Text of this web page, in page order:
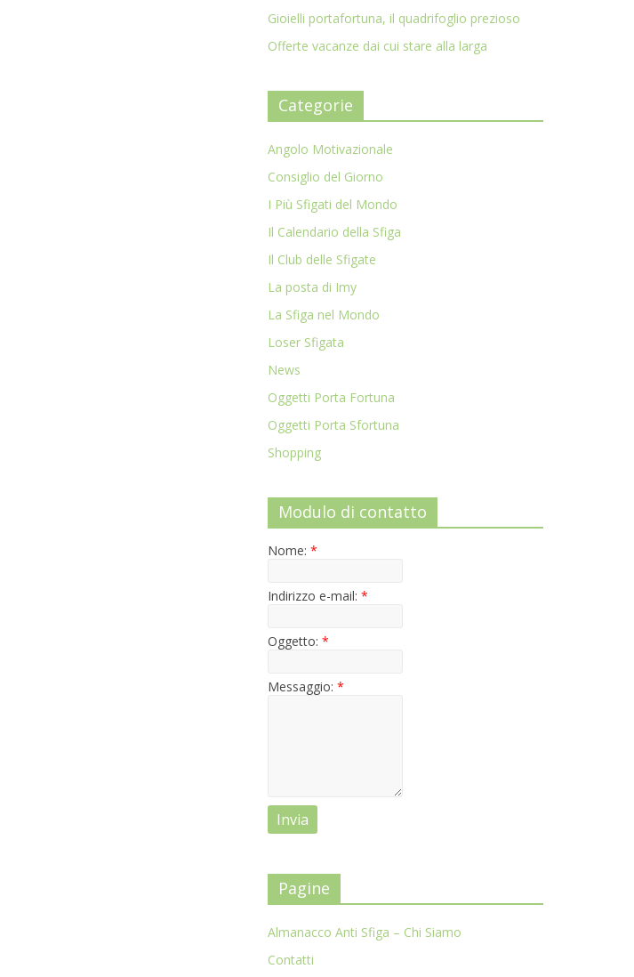
Gioielli portafortuna, il quadrifoglio prezioso
Offerte vacanze dai cui stare alla larga
Categorie
Angolo Motivazionale
Consiglio del Giorno
I Più Sfigati del Mondo
Il Calendario della Sfiga
Il Club delle Sfigate
La posta di Imy
La Sfiga nel Mondo
Loser Sfigata
News
Oggetti Porta Fortuna
Oggetti Porta Sfortuna
Shopping
Modulo di contatto
Nome: *
Indirizzo e-mail: *
Oggetto: *
Messaggio: *
Pagine
Almanacco Anti Sfiga – Chi Siamo
Contatti